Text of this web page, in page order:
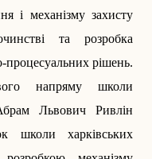
і механізму захисту
та розробка
процесуальних рішень.
напряму школи
Львович Ривлін
школи харківських